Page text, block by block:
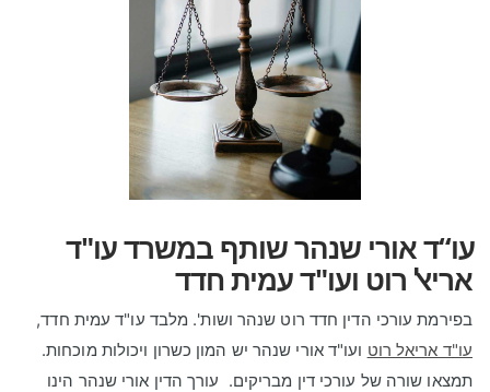
עו“ד אורי שנהר שותף במשרד עו"ד
אריאל רוט ועו"ד עמית חדד
בפירמת עורכי הדין חדד רוט שנהר ושות'. מלבד עו"ד עמית חדד,
עו"ד אריאל רוט ועו"ד אורי שנהר יש המון כשרון ויכולות מוכחות.
תמצאו שורה של עורכי דין מבריקים. עורך הדין אורי שנהר הינו